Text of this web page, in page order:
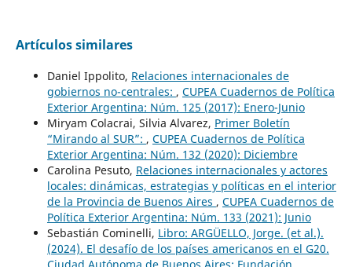
Artículos similares
Daniel Ippolito, Relaciones internacionales de
gobiernos no-centrales: , CUPEA Cuadernos de Política
Exterior Argentina: Núm. 125 (2017): Enero-Junio
Miryam Colacrai, Silvia Alvarez, Primer Boletín
“Mirando al SUR”: , CUPEA Cuadernos de Política
Exterior Argentina: Núm. 132 (2020): Diciembre
Carolina Pesuto, Relaciones internacionales y actores
locales: dinámicas, estrategias y políticas en el interior
de la Provincia de Buenos Aires , CUPEA Cuadernos de
Política Exterior Argentina: Núm. 133 (2021): Junio
Sebastián Cominelli, Libro: ARGÜELLO, Jorge. (et al.).
(2024). El desafío de los países americanos en el G20.